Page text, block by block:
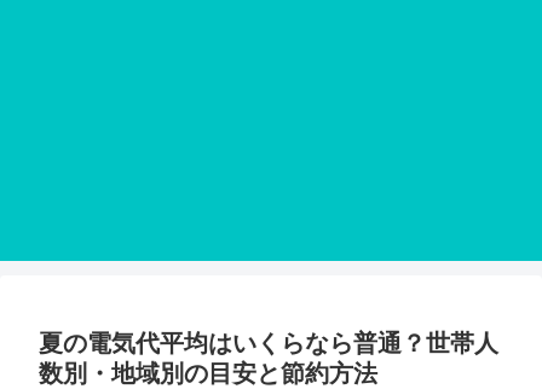
夏の電気代平均はいくらなら普通？世帯人
数別・地域別の目安と節約方法